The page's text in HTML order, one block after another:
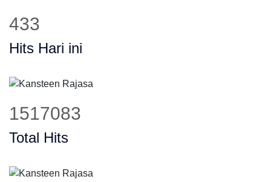
549
Hits Hari ini
1921249
Total Hits